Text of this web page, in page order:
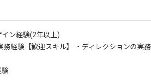
イン経験(2年以上)
務経験 【歓迎スキル】 ・ディレクションの実
験